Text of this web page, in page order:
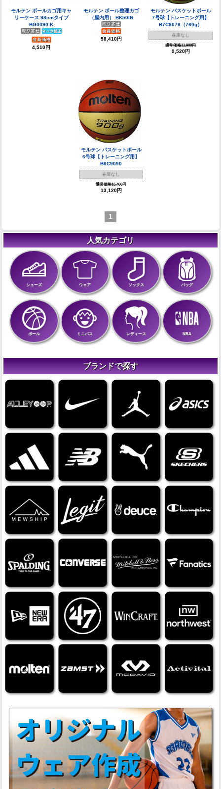
モルテン ボールカゴ用キャ
リーケース 98cmタイプ
BG0090-K
4,510円
モルテン ボール整理カゴ
（屋内用） BK50IN
58,410円
モルテン バスケットボール
7号球【トレーニング用】
B7C9076（760g）
在庫なし
通常価格11,900円
9,520円
モルテン バスケットボール
6号球【トレーニング用】
B6C9090
在庫なし
通常価格16,400円
13,120円
1
人気カテゴリ
シューズ ウェア ソックス バッグ
ボール ミニバス レディース NBA
ブランドで探す